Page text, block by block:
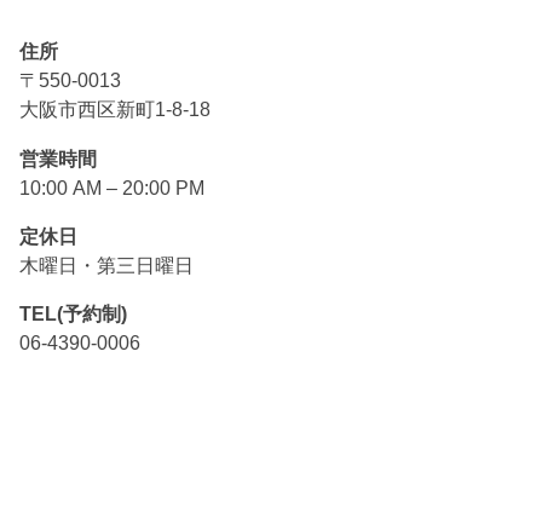
住所
〒550-0013
大阪市西区新町1-8-18
営業時間
10:00 AM – 20:00 PM
定休日
木曜日・第三日曜日
TEL(予約制)
06-4390-0006